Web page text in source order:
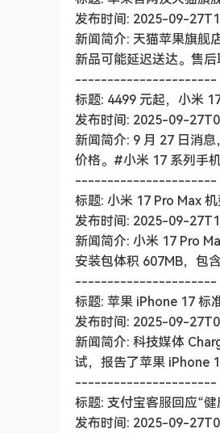
发布时间: 2025-09-
新闻简介: 天猫苹果旗舰
新品可能延迟送达。售
----------------------
标题: 4499 元起，小米
发布时间: 2025-09-
新闻简介: 9 月 27 日消
价格。#小米 17 系列手
----------------------
标题: 小米 17 Pro Max
发布时间: 2025-09-
新闻简介: 小米 17 Pro
安装包体积 607MB，包
----------------------
标题: 苹果 iPhone 17 标
发布时间: 2025-09-
新闻简介: 科技媒体
试，报告了苹果 iPhone
----------------------
标题: 支付宝客服回应“
发布时间: 2025-09-